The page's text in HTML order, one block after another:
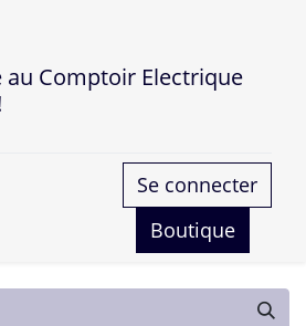
Comptoir Electrique
Se connecter
Boutique